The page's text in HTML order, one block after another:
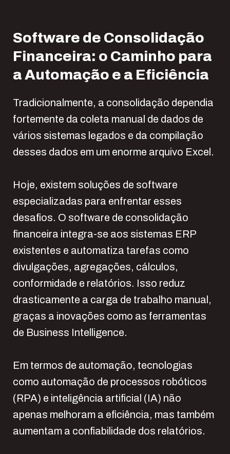
Software de Consolidação
Financeira: o Caminho para
a Automação e a Eficiência
Tradicionalmente, a consolidação dependia
fortemente da coleta manual de dados de
vários sistemas legados e da compilação
desses dados em um enorme arquivo Excel.
Hoje, existem soluções de software
especializadas para enfrentar esses
desafios. O software de consolidação
financeira integra-se aos sistemas ERP
existentes e automatiza tarefas como
divulgações, agregações, cálculos,
conformidade e relatórios. Isso reduz
drasticamente a carga de trabalho manual,
graças a inovações como as ferramentas
de Business Intelligence.
Em termos de automação, tecnologias
como automação de processos robóticos
(RPA) e inteligência artificial (IA) não
apenas melhoram a eficiência, mas também
aumentam a confiabilidade dos relatórios.